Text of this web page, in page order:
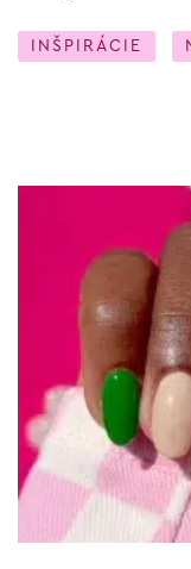
INŠPIRÁCIE